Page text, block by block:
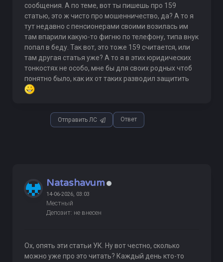
сообщения. А по теме, вот ты пишешь про 159
статью, это ж чисто про мошенничество, да? А то я
тут недавно с пенсионерами своими возилась им
там впарили какую-то фигню по телефону, типа внук
попал в беду. Так вот, это тоже 159 считается, или
там другая статья уже? А то я в этих юридических
тонкостях не особо, мне бы для своих родных чтоб
понятно было, как их от таких разводил защитить
Отправить ЛС Ответ
Natashavum
14-06-2026, 03:03
Местный
Депозит: не внесен
Ох, опять эти статьи УК. Ну вот честно, сколько
можно уже про это читать? Каждый день кто-то